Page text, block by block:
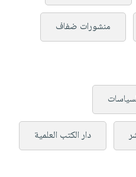
منشورات ضفاف
دار الكتب العلمية